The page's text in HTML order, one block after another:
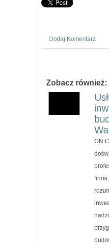
Dodaj Komentarz
Zobacz również:
GN
firma